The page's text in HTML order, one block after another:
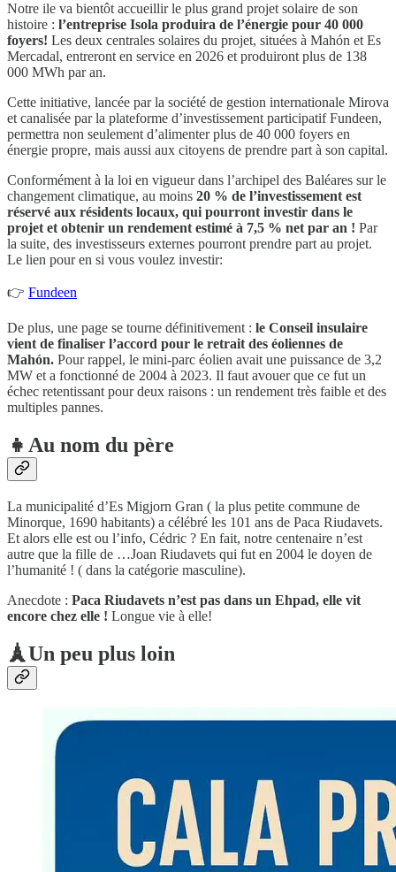
Notre ile va bientôt accueillir le plus grand projet solaire de son
histoire : l’entreprise Isola produira de l’énergie pour 40 000
foyers! Les deux centrales solaires du projet, situées à Mahón et Es
Mercadal, entreront en service en 2026 et produiront plus de 138
000 MWh par an.
Cette initiative, lancée par la société de gestion internationale Mirova
et canalisée par la plateforme d’investissement participatif Fundeen,
permettra non seulement d’alimenter plus de 40 000 foyers en
énergie propre, mais aussi aux citoyens de prendre part à son capital.
Conformément à la loi en vigueur dans l’archipel des Baléares sur le
changement climatique, au moins 20 % de l’investissement est
réservé aux résidents locaux, qui pourront investir dans le
projet et obtenir un rendement estimé à 7,5 % net par an ! Par
la suite, des investisseurs externes pourront prendre part au projet.
Le lien pour en si vous voulez investir:
👉 Fundeen
De plus, une page se tourne définitivement : le Conseil insulaire
vient de finaliser l’accord pour le retrait des éoliennes de
Mahón. Pour rappel, le mini-parc éolien avait une puissance de 3,2
MW et a fonctionné de 2004 à 2023. Il faut avouer que ce fut un
échec retentissant pour deux raisons : un rendement très faible et des
multiples pannes.
👧Au nom du père
La municipalité d’Es Migjorn Gran ( la plus petite commune de
Minorque, 1690 habitants) a célébré les 101 ans de Paca Riudavets.
Et alors elle est ou l’info, Cédric ? En fait, notre centenaire n’est
autre que la fille de …Joan Riudavets qui fut en 2004 le doyen de
l’humanité ! ( dans la catégorie masculine).
Anecdote : Paca Riudavets n’est pas dans un Ehpad, elle vit
encore chez elle ! Longue vie à elle!
🗼Un peu plus loin